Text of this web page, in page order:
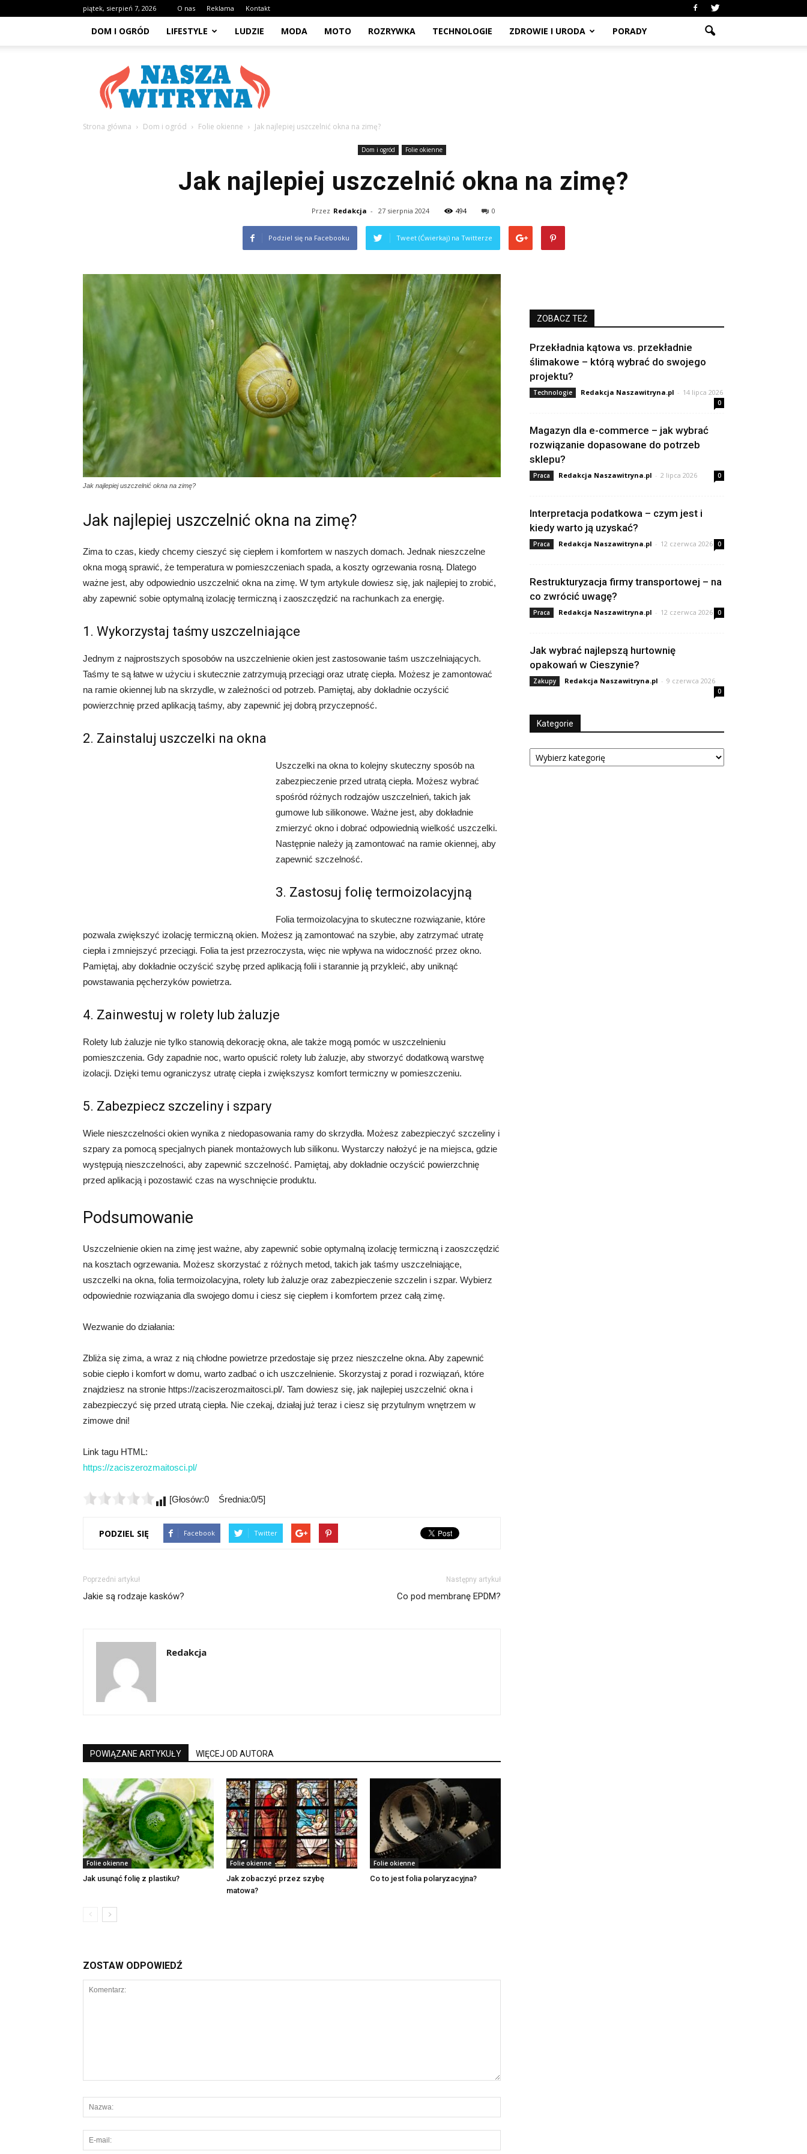
piątek, sierpień 7, 2026 O nas Reklama Kontakt
DOM I OGRÓD LIFESTYLE LUDZIE MODA MOTO ROZRYWKA TECHNOLOGIE ZDROWIE I URODA PORADY
NaszaWitryna.pl
Strona główna Dom i ogród Folie okienne Jak najlepiej uszczelnić okna na zimę?
Dom i ogród Folie okienne
Jak najlepiej uszczelnić okna na zimę?
Przez Redakcja - 27 sierpnia 2024 494 0
Podziel się na Facebooku Tweet (Ćwierkaj) na Twitterze
Jak najlepiej uszczelnić okna na zimę?
Jak najlepiej uszczelnić okna na zimę?
Zima to czas, kiedy chcemy cieszyć się ciepłem i komfortem w naszych domach. Jednak nieszczelne
okna mogą sprawić, że temperatura w pomieszczeniach spada, a koszty ogrzewania rosną. Dlatego
ważne jest, aby odpowiednio uszczelnić okna na zimę. W tym artykule dowiesz się, jak najlepiej to zrobić,
aby zapewnić sobie optymalną izolację termiczną i zaoszczędzić na rachunkach za energię.
1. Wykorzystaj taśmy uszczelniające
Jednym z najprostszych sposobów na uszczelnienie okien jest zastosowanie taśm uszczelniających.
Taśmy te są łatwe w użyciu i skutecznie zatrzymują przeciągi oraz utratę ciepła. Możesz je zamontować
na ramie okiennej lub na skrzydle, w zależności od potrzeb. Pamiętaj, aby dokładnie oczyścić
powierzchnię przed aplikacją taśmy, aby zapewnić jej dobrą przyczepność.
2. Zainstaluj uszczelki na okna
Uszczelki na okna to kolejny skuteczny sposób na
zabezpieczenie przed utratą ciepła. Możesz wybrać
spośród różnych rodzajów uszczelnień, takich jak
gumowe lub silikonowe. Ważne jest, aby dokładnie
zmierzyć okno i dobrać odpowiednią wielkość uszczelki.
Następnie należy ją zamontować na ramie okiennej, aby
zapewnić szczelność.
3. Zastosuj folię termoizolacyjną
Folia termoizolacyjna to skuteczne rozwiązanie, które
pozwala zwiększyć izolację termiczną okien. Możesz ją zamontować na szybie, aby zatrzymać utratę
ciepła i zmniejszyć przeciągi. Folia ta jest przezroczysta, więc nie wpływa na widoczność przez okno.
Pamiętaj, aby dokładnie oczyścić szybę przed aplikacją folii i starannie ją przykleić, aby uniknąć
powstawania pęcherzyków powietrza.
4. Zainwestuj w rolety lub żaluzje
Rolety lub żaluzje nie tylko stanowią dekorację okna, ale także mogą pomóc w uszczelnieniu
pomieszczenia. Gdy zapadnie noc, warto opuścić rolety lub żaluzje, aby stworzyć dodatkową warstwę
izolacji. Dzięki temu ograniczysz utratę ciepła i zwiększysz komfort termiczny w pomieszczeniu.
5. Zabezpiecz szczeliny i szpary
Wiele nieszczelności okien wynika z niedopasowania ramy do skrzydła. Możesz zabezpieczyć szczeliny i
szpary za pomocą specjalnych pianek montażowych lub silikonu. Wystarczy nałożyć je na miejsca, gdzie
występują nieszczelności, aby zapewnić szczelność. Pamiętaj, aby dokładnie oczyścić powierzchnię
przed aplikacją i pozostawić czas na wyschnięcie produktu.
Podsumowanie
Uszczelnienie okien na zimę jest ważne, aby zapewnić sobie optymalną izolację termiczną i zaoszczędzić
na kosztach ogrzewania. Możesz skorzystać z różnych metod, takich jak taśmy uszczelniające,
uszczelki na okna, folia termoizolacyjna, rolety lub żaluzje oraz zabezpieczenie szczelin i szpar. Wybierz
odpowiednie rozwiązania dla swojego domu i ciesz się ciepłem i komfortem przez całą zimę.
Wezwanie do działania:
Zbliża się zima, a wraz z nią chłodne powietrze przedostaje się przez nieszczelne okna. Aby zapewnić
sobie ciepło i komfort w domu, warto zadbać o ich uszczelnienie. Skorzystaj z porad i rozwiązań, które
znajdziesz na stronie https://zaciszerozmaitosci.pl/. Tam dowiesz się, jak najlepiej uszczelnić okna i
zabezpieczyć się przed utratą ciepła. Nie czekaj, działaj już teraz i ciesz się przytulnym wnętrzem w
zimowe dni!
Link tagu HTML:
https://zaciszerozmaitosci.pl/
[Głosów:0 Średnia:0/5]
PODZIEL SIĘ Facebook Twitter
Poprzedni artykuł
Jakie są rodzaje kasków?
Następny artykuł
Co pod membranę EPDM?
Redakcja
POWIĄZANE ARTYKUŁY WIĘCEJ OD AUTORA
Folie okienne
Jak usunąć folię z plastiku?
Folie okienne
Jak zobaczyć przez szybę
matowa?
Folie okienne
Co to jest folia polaryzacyjna?
ZOSTAW ODPOWIEDŹ
ZOBACZ TEŻ
Przekładnia kątowa vs. przekładnie
ślimakowe – którą wybrać do swojego
projektu?
Technologie Redakcja Naszawitryna.pl - 14 lipca 2026
0
Magazyn dla e-commerce – jak wybrać
rozwiązanie dopasowane do potrzeb
sklepu?
Praca Redakcja Naszawitryna.pl - 2 lipca 2026 0
Interpretacja podatkowa – czym jest i
kiedy warto ją uzyskać?
Praca Redakcja Naszawitryna.pl - 12 czerwca 2026 0
Restrukturyzacja firmy transportowej – na
co zwrócić uwagę?
Praca Redakcja Naszawitryna.pl - 12 czerwca 2026 0
Jak wybrać najlepszą hurtownię
opakowań w Cieszynie?
Zakupy Redakcja Naszawitryna.pl - 9 czerwca 2026
0
Kategorie
Kategorie